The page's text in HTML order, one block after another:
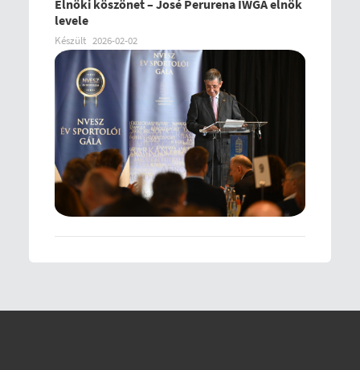
Elnöki köszönet – José Perurena IWGA elnök
levele
Készült 2026-02-02